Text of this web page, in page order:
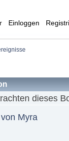
Einloggen
dieses
Myra